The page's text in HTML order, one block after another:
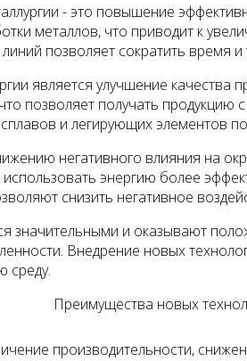
- это повышение
металлов, что приводит к
позволяет сократить время
является улучшение качества
позволяет получать
и легирующих элементов
негативного влияния на
энергию более
снизить негативное
значительными и оказывают
Внедрение новых
среду.
Преимущества новых
производительности,